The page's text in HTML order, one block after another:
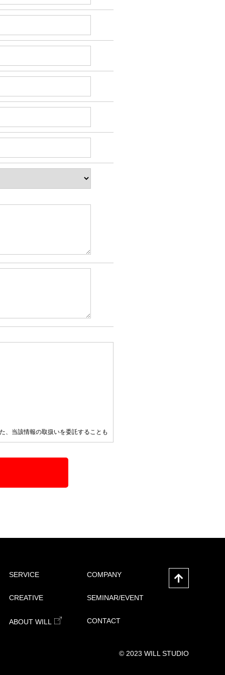
、当該情報の取扱いを委託することも
SERVICE
CREATIVE
ABOUT WILL
COMPANY
SEMINAR/EVENT
CONTACT
© 2023 WILL STUDIO